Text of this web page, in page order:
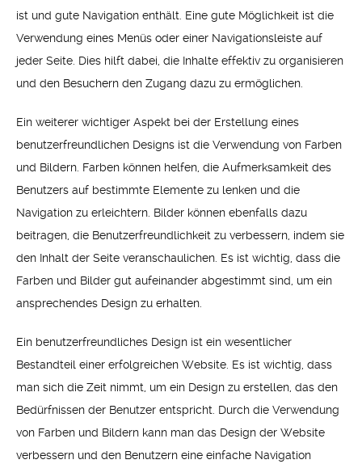
ist und gute Navigation enthält. Eine gute Möglichkeit ist die
Verwendung eines Menüs oder einer Navigationsleiste auf
jeder Seite. Dies hilft dabei, die Inhalte effektiv zu organisieren
und den Besuchern den Zugang dazu zu ermöglichen.
Ein weiterer wichtiger Aspekt bei der Erstellung eines
benutzerfreundlichen Designs ist die Verwendung von Farben
und Bildern. Farben können helfen, die Aufmerksamkeit des
Benutzers auf bestimmte Elemente zu lenken und die
Navigation zu erleichtern. Bilder können ebenfalls dazu
beitragen, die Benutzerfreundlichkeit zu verbessern, indem sie
den Inhalt der Seite veranschaulichen. Es ist wichtig, dass die
Farben und Bilder gut aufeinander abgestimmt sind, um ein
ansprechendes Design zu erhalten.
Ein benutzerfreundliches Design ist ein wesentlicher
Bestandteil einer erfolgreichen Website. Es ist wichtig, dass
man sich die Zeit nimmt, um ein Design zu erstellen, das den
Bedürfnissen der Benutzer entspricht. Durch die Verwendung
von Farben und Bildern kann man das Design der Website
verbessern und den Benutzern eine einfache Navigation